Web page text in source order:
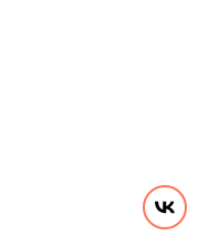
Для сушки